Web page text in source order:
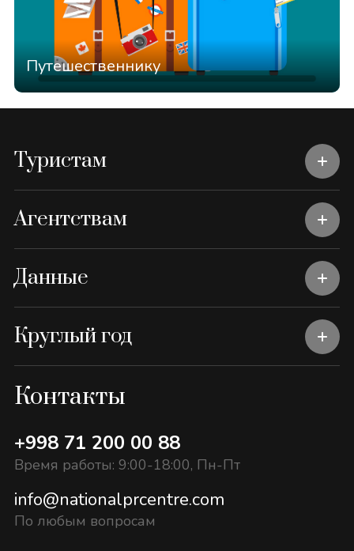
Путешественнику
Туристам
Агентствам
Данные
Круглый год
Контакты
+998 71 200 00 88
Время работы: 9:00-18:00, Пн-Пт
info@nationalprcentre.com
По любым вопросам